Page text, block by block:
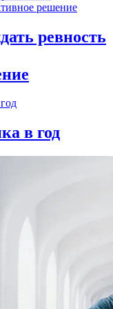
ревность
в год